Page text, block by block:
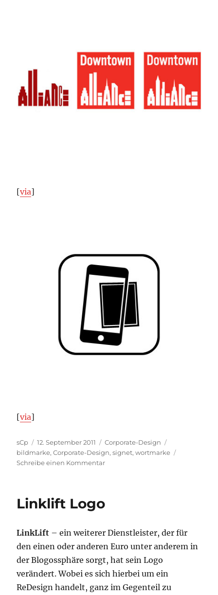
[via]
[via]
Autor
sCp
Veröffentlicht
am
12. September 2011 Kategorien
Corporate-Design
bildmarke,Corporate-Design,signet,wortmarke
Schreibe einen Kommentarzu
&
Linklift Logo
LinkLift – ein weiterer Dienstleister, der für
den einen oder anderen Euro unter anderem in
der Blogossphäre sorgt, hat sein Logo
verändert. Wobei es sich hierbei um ein
ReDesign handelt, ganz im Gegenteil zu